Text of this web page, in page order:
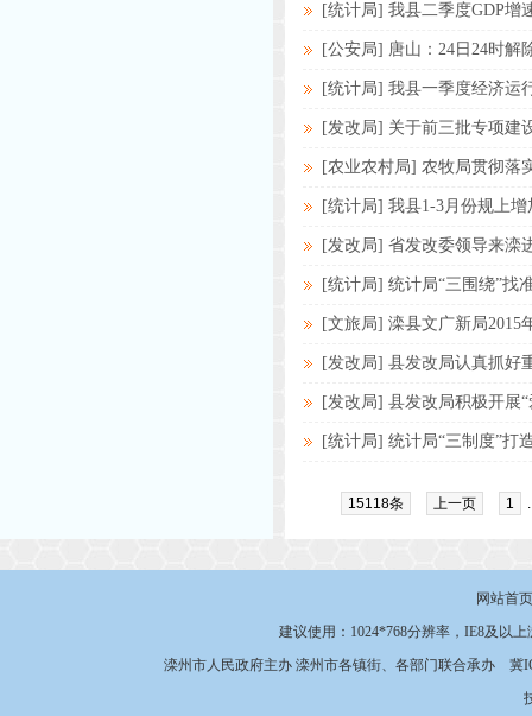
[统计局] 我县二季度GDP增
[公安局] 唐山：24日24时解
[统计局] 我县一季度经济运
[发改局] 关于前三批专项建
[农业农村局] 农牧局贯彻落
[统计局] 我县1-3月份规上
[发改局] 省发改委领导来滦
[统计局] 统计局“三围绕”找
[文旅局] 滦县文广新局2015
[发改局] 县发改局认真抓好
[发改局] 县发改局积极开展
[统计局] 统计局“三制度”打
15118条 上一页 1
网站首页
建议使用：1024*768分辨率，IE8及以
滦州市人民政府主办 滦州市各镇街、各部门联合承办 冀